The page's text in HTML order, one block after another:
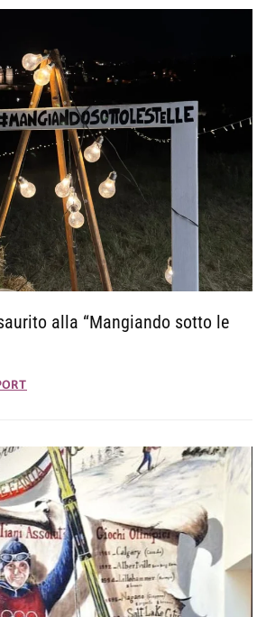
alla “Mangiando sotto le